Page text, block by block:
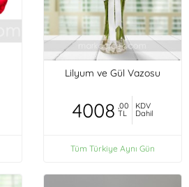
Lilyum ve Gül Vazosu
4008 ,00
TL
KDV
Dahil
Tüm Türkiye Aynı Gün